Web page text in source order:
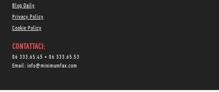
Blog Daily
Privacy Policy
Cookie Policy
CONTATTACI:
06 333.65.45 • 06 333.65.53
Email: info@minimumfax.com